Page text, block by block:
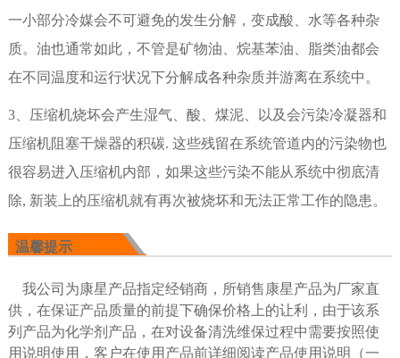
一小部分冷媒会不可避免的发生分解，变成酸、水等各种杂
质。油也通常如此，不管是矿物油、烷基苯油、脂类油都会
在不同温度和运行状况下分解成各种杂质并游离在系统中。
3、 压缩机烧坏会产生湿气、酸、煤泥、以及会污染冷凝器和
压缩机阻塞干燥器的积碳. 这些残留在系统管道内的污染物也
很容易进入压缩机内部， 如果这些污染不能从系统中彻底清
除, 新装上的压缩机就有再次被烧坏和无法正常工作的隐患。
温馨提示
我公司为康星产品指定经销商，所销售康星产品为厂家直
供，在保证产品质量的前提下确保价格上的让利，由于该系
列产品为化学剂产品，在对设备清洗维保过程中需要按照使
用说明使用，客户在使用产品前详细阅读产品使用说明（一